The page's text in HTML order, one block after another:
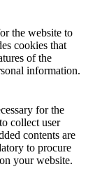
the website to
cookies that
of the
information.
for the
collect user
contents are
to procure
your website.